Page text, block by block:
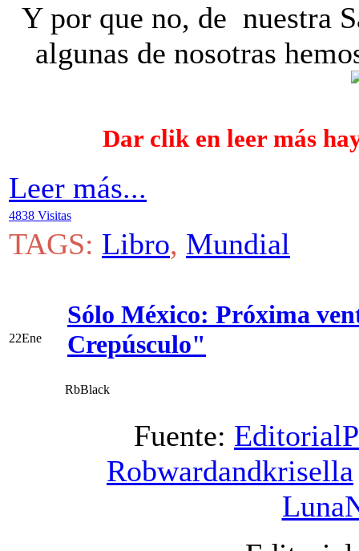
Y por que no, de nuestra
algunas de nosotras
Dar clik en leer más
Leer más...
4838 Visitas
TAGS: Libro, Mundial
22Ene
Sólo México: Próxima
Crepúsculo"
RbBlack
Fuente:
Robwardandkrisella